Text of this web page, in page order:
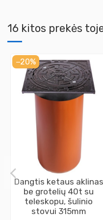
16 kitos prekės
−20%
Dangtis ketaus aklinas
be grotelių 40t su
teleskopu, šulinio
stovui 315mm